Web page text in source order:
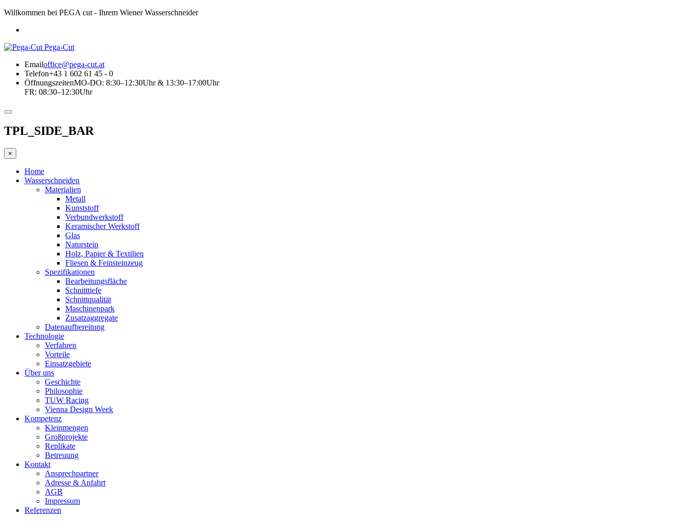
Willkommen bei PEGA cut - Ihrem Wiener Wasserschneider
Pega-Cut
Emailoffice@pega-cut.at
Telefon+43 1 602 61 45 - 0
ÖffnungszeitenMO-DO: 8:30–12:30Uhr & 13:30–17:00Uhr
FR: 08:30–12:30Uhr
TPL_SIDE_BAR
×
Home
Wasserschneiden
Materialien
Metall
Kunststoff
Verbundwerkstoff
Keramischer Werkstoff
Glas
Naturstein
Holz, Papier & Textilien
Fliesen & Feinsteinzeug
Spezifikationen
Bearbeitungsfläche
Schnitttiefe
Schnittqualität
Maschinenpark
Zusatzaggregate
Datenaufbereitung
Technologie
Verfahren
Vorteile
Einsatzgebiete
Über uns
Geschichte
Philosophie
TUW Racing
Vienna Design Week
Kompetenz
Kleinmengen
Großprojekte
Replikate
Betreuung
Kontakt
Ansprechpartner
Adresse & Anfahrt
AGB
Impressum
Referenzen